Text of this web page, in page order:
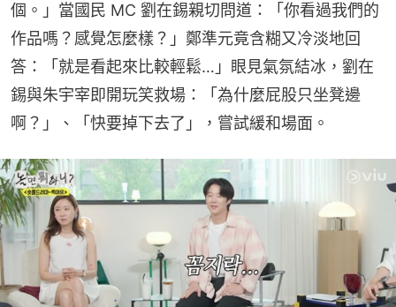
個。」當國民 MC 劉在錫親切問道：「你看過我們的
作品嗎？感覺怎麼樣？」鄭準元竟含糊又冷淡地回
答：「就是看起來比較輕鬆…」眼見氣氛結冰，劉在
錫與朱宇宰即開玩笑救場：「為什麼屁股只坐凳邊
啊？」、「快要掉下去了」，嘗試緩和場面。